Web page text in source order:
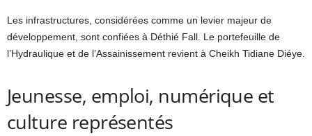
Les infrastructures, considérées comme un levier majeur de
développement, sont confiées à Déthié Fall. Le portefeuille de
l’Hydraulique et de l’Assainissement revient à Cheikh Tidiane Diéye.
Jeunesse, emploi, numérique et
culture représentés